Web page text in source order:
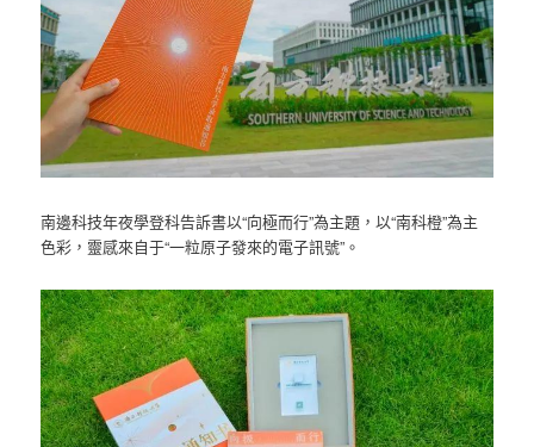
南邊科技年夜學登科告訴書以“向極而行”為主題，以“南科橙”為主
色彩，靈感來自于“一粒原子發來的電子訊號”。